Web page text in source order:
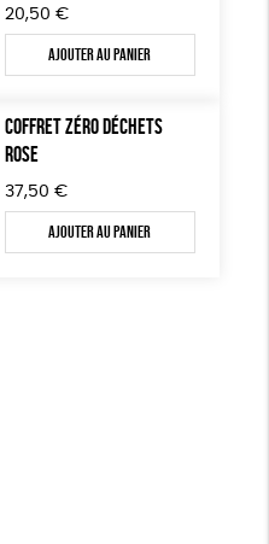
20,50 €
Ajouter au panier
COFFRET ZÉRO DÉCHETS
ROSE
37,50 €
Ajouter au panier